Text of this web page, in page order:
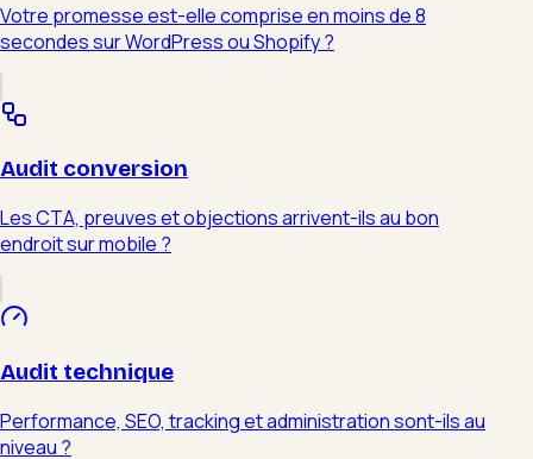
Votre promesse est-elle comprise en moins de 8
secondes sur WordPress ou Shopify ?
Audit conversion
Les CTA, preuves et objections arrivent-ils au bon
endroit sur mobile ?
Audit technique
Performance, SEO, tracking et administration sont-ils au
niveau ?